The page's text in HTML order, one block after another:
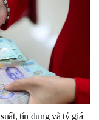
tín dụng và tỷ giá